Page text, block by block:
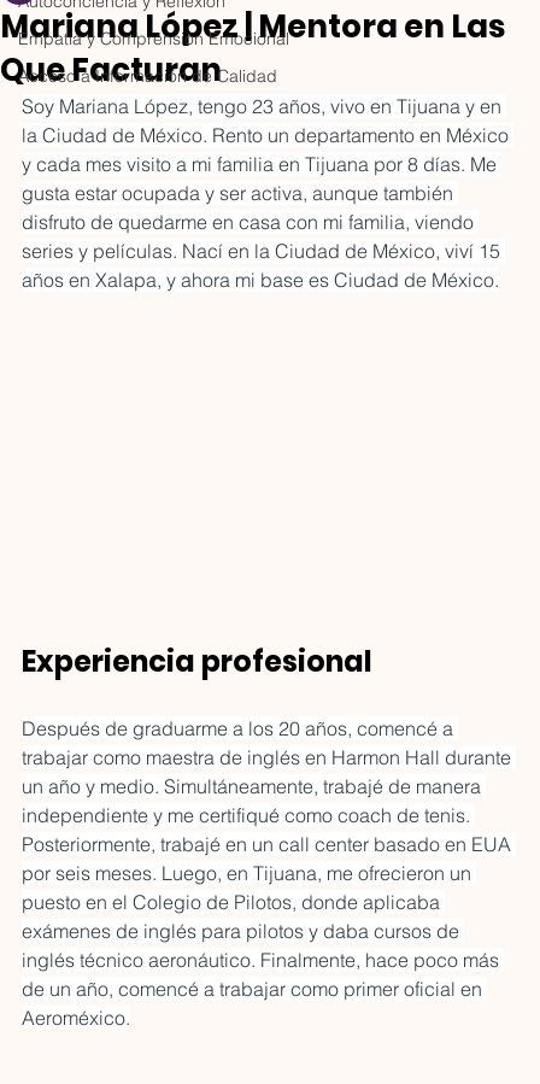
Cuautla Trophy
Electratón 2026 impulsa a
universitarias y jóvenes de
México a desarrollar talento
en ingeniería, movilidad
eléctrica y tecnología. Como
Official Media Partner, Las
Que Facturan acerca las
historias de las escuderías
desde la Ventaja
2026: el pabellón
donde las nuevas
su momento
también se descubre en
barra, en una cata, en una
conversación entre
productores, en una
masterclass, en una
bien diseñada o en una
bebida que logra contar
ser adorno y se
vuelven intervención
No es solo un periódico. Es
de Arte de ALMA ASFALTO
llega para quienes sienten
que el arte ya no debe ser
adorno, sino respuesta.
Literatura, pensamiento
crítico y voces que
incomodan se cruzan en una
publicación que defiende la
vida interior en un mundo
que la quiere superficial.
Gratuita, independiente y
Empatía y Comprensión Emocional
Acceso a Información de Calidad
Mariana López | Mentora en Las
Que Facturan
Soy Mariana López, tengo 23 años, vivo en Tijuana y en
la Ciudad de México. Rento un departamento en México
y cada mes visito a mi familia en Tijuana por 8 días. Me
gusta estar ocupada y ser activa, aunque también
disfruto de quedarme en casa con mi familia, viendo
series y películas. Nací en la Ciudad de México, viví 15
años en Xalapa, y ahora mi base es Ciudad de México.
Experiencia profesional
Después de graduarme a los 20 años, comencé a
trabajar como maestra de inglés en Harmon Hall durante
un año y medio. Simultáneamente, trabajé de manera
independiente y me certifiqué como coach de tenis.
Posteriormente, trabajé en un call center basado en EUA
por seis meses. Luego, en Tijuana, me ofrecieron un
puesto en el Colegio de Pilotos, donde aplicaba
exámenes de inglés para pilotos y daba cursos de
inglés técnico aeronáutico. Finalmente, hace poco más
de un año, comencé a trabajar como primer oficial en
Aeroméxico.